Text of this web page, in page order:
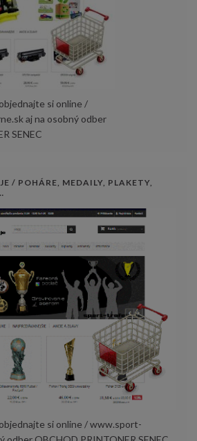
si online /
aj na osobný odber
SENEC
/ POHÁRE, MEDAILY, PLAKETY,
si online / www.sport-